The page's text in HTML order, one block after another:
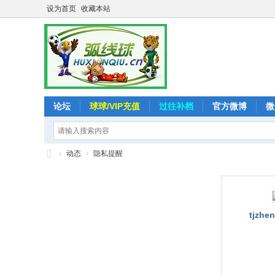
设为首页 收藏本站
论坛 球球/VIP充值 过往补档 官方微博
› 动态 › 隐私提醒